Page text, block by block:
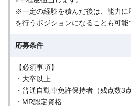
※一定の経験を積んだ後は、能力に
を行うポジションになることも可能
応募条件
【必須事項】
・大卒以上
・普通自動車免許保持者（残点数3
・MR認定資格